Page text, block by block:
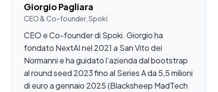
Giorgio Pagliara
CEO & Co-founder, Spoki
CEO e Co-founder di Spoki. Giorgio ha
fondato NextAI nel 2021 a San Vito dei
Normanni e ha guidato l’azienda dal bootstrap
al round seed 2023 fino al Series A da 5,5 milioni
di euro a gennaio 2025 (Blacksheep MadTech